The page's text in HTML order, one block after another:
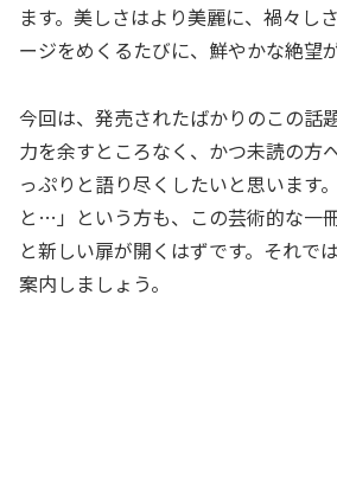
ます。美しさはより美麗に、禍々し
ージをめくるたびに、鮮やかな絶望
今回は、発売されたばかりのこの話
力を余すところなく、かつ未読の方
っぷりと語り尽くしたいと思います
と…」という方も、この芸術的な一
と新しい扉が開くはずです。それで
案内しましょう。